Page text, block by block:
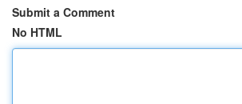
Submit a Comment
No HTML